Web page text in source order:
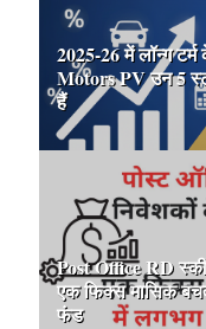
2025-26 में लॉन्ग
Motors PV उन 5
हैं
Post Office RD
एक फिक्स मासिक
फंड